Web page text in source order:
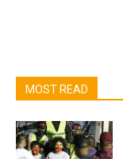
MOST READ